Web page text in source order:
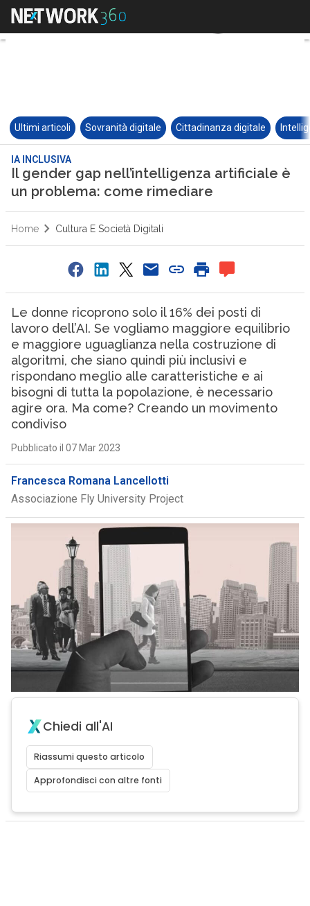
Ultimi articoli Sovranità digitale Cittadinanza digitale
IA INCLUSIVA
Il gender gap nell’intelligenza artificiale è
un problema: come rimediare
Home Cultura E Società Digitali
Le donne ricoprono solo il 16% dei posti di
lavoro dell’AI. Se vogliamo maggiore equilibrio
e maggiore uguaglianza nella costruzione di
algoritmi, che siano quindi più inclusivi e
rispondano meglio alle caratteristiche e ai
bisogni di tutta la popolazione, è necessario
agire ora. Ma come? Creando un movimento
condiviso
Pubblicato il 07 Mar 2023
Francesca Romana Lancellotti
Associazione Fly University Project
Chiedi all'AI
Riassumi questo articolo
Approfondisci con altre fonti